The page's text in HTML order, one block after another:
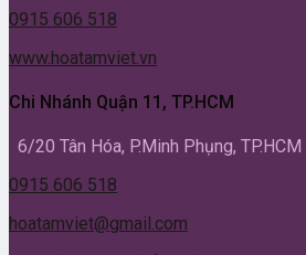
0915 606 518
www.hoatamviet.vn
Chi Nhánh Quận 11, TP.HCM
6/20 Tân Hóa, P.Minh Phụng, TP.HCM
0915 606 518
hoatamviet@gmail.com